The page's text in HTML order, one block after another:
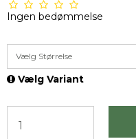
Ingen bedømmelse
Vælg Størrelse
Vælg Variant